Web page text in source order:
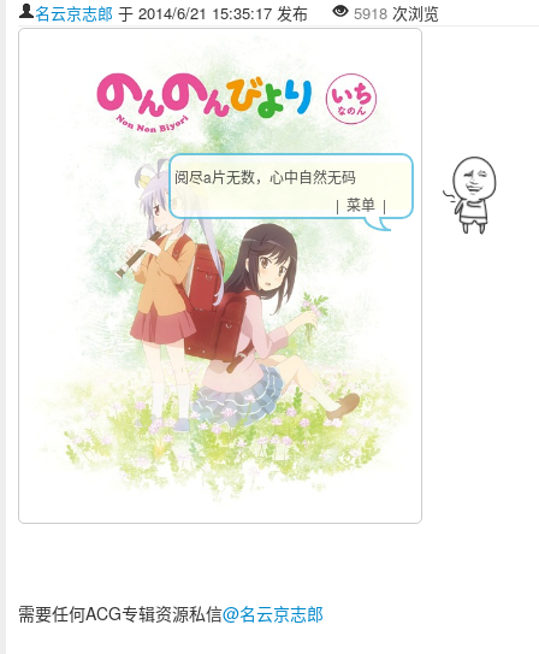
名云京志郎 于 2014/6/21 15:35:17 发布 5918 次浏览
需要任何ACG专辑资源私信@名云京志郎
阅尽a片无数，心中自然无码
| 菜单 |